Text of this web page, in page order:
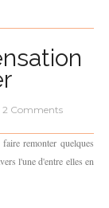
2 Comments
remonter quelques
l'une d'entre elles en